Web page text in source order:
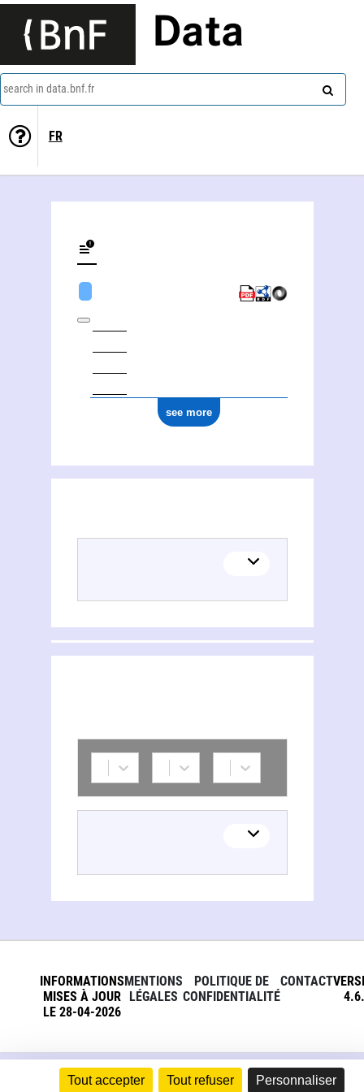
Tout accepter Tout refuser Personnaliser
Data
search in data.bnf.fr
FR
see more
INFORMATIONS
MISES À JOUR
LE 28-04-2026
MENTIONS
LÉGALES
POLITIQUE DE
CONFIDENTIALITÉ
CONTACT